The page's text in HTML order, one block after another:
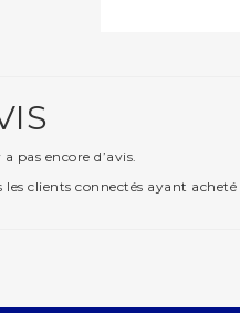
a pas encore d’avis.
les clients connectés ayant